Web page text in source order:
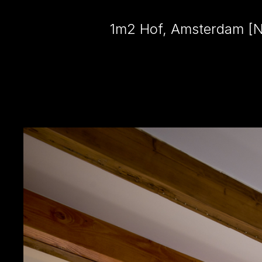
1m2 Hof, Amsterdam